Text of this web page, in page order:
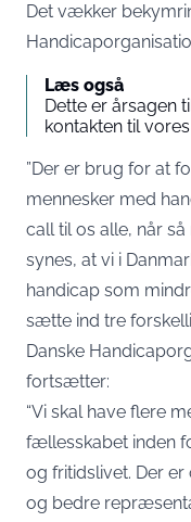
Det vækker
Læs også
Dette er årsagen
kontakten til
”Der er brug for at
mennesker med
call til os alle, når
synes, at vi i
handicap som
sætte ind tre
Danske
fortsætter:
“Vi skal have flere
fællesskabet inden
og fritidslivet. Der
og bedre